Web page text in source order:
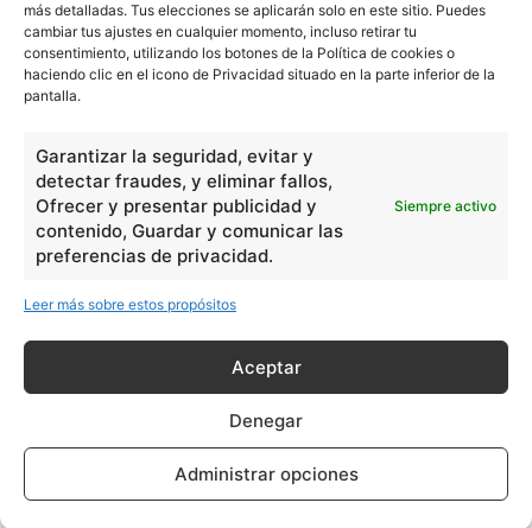
más detalladas. Tus elecciones se aplicarán solo en este sitio. Puedes
cambiar tus ajustes en cualquier momento, incluso retirar tu
consentimiento, utilizando los botones de la Política de cookies o
haciendo clic en el icono de Privacidad situado en la parte inferior de la
pantalla.
Garantizar la seguridad, evitar y
detectar fraudes, y eliminar fallos,
Ofrecer y presentar publicidad y
contenido, Guardar y comunicar las
preferencias de privacidad.
Siempre activo
Leer más sobre estos propósitos
Aceptar
Denegar
Administrar opciones